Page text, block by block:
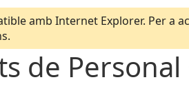
amb Internet Explorer. Per a
de